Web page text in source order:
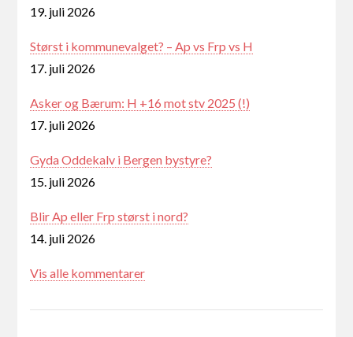
19. juli 2026
Størst i kommunevalget? – Ap vs Frp vs H
17. juli 2026
Asker og Bærum: H +16 mot stv 2025 (!)
17. juli 2026
Gyda Oddekalv i Bergen bystyre?
15. juli 2026
Blir Ap eller Frp størst i nord?
14. juli 2026
Vis alle kommentarer